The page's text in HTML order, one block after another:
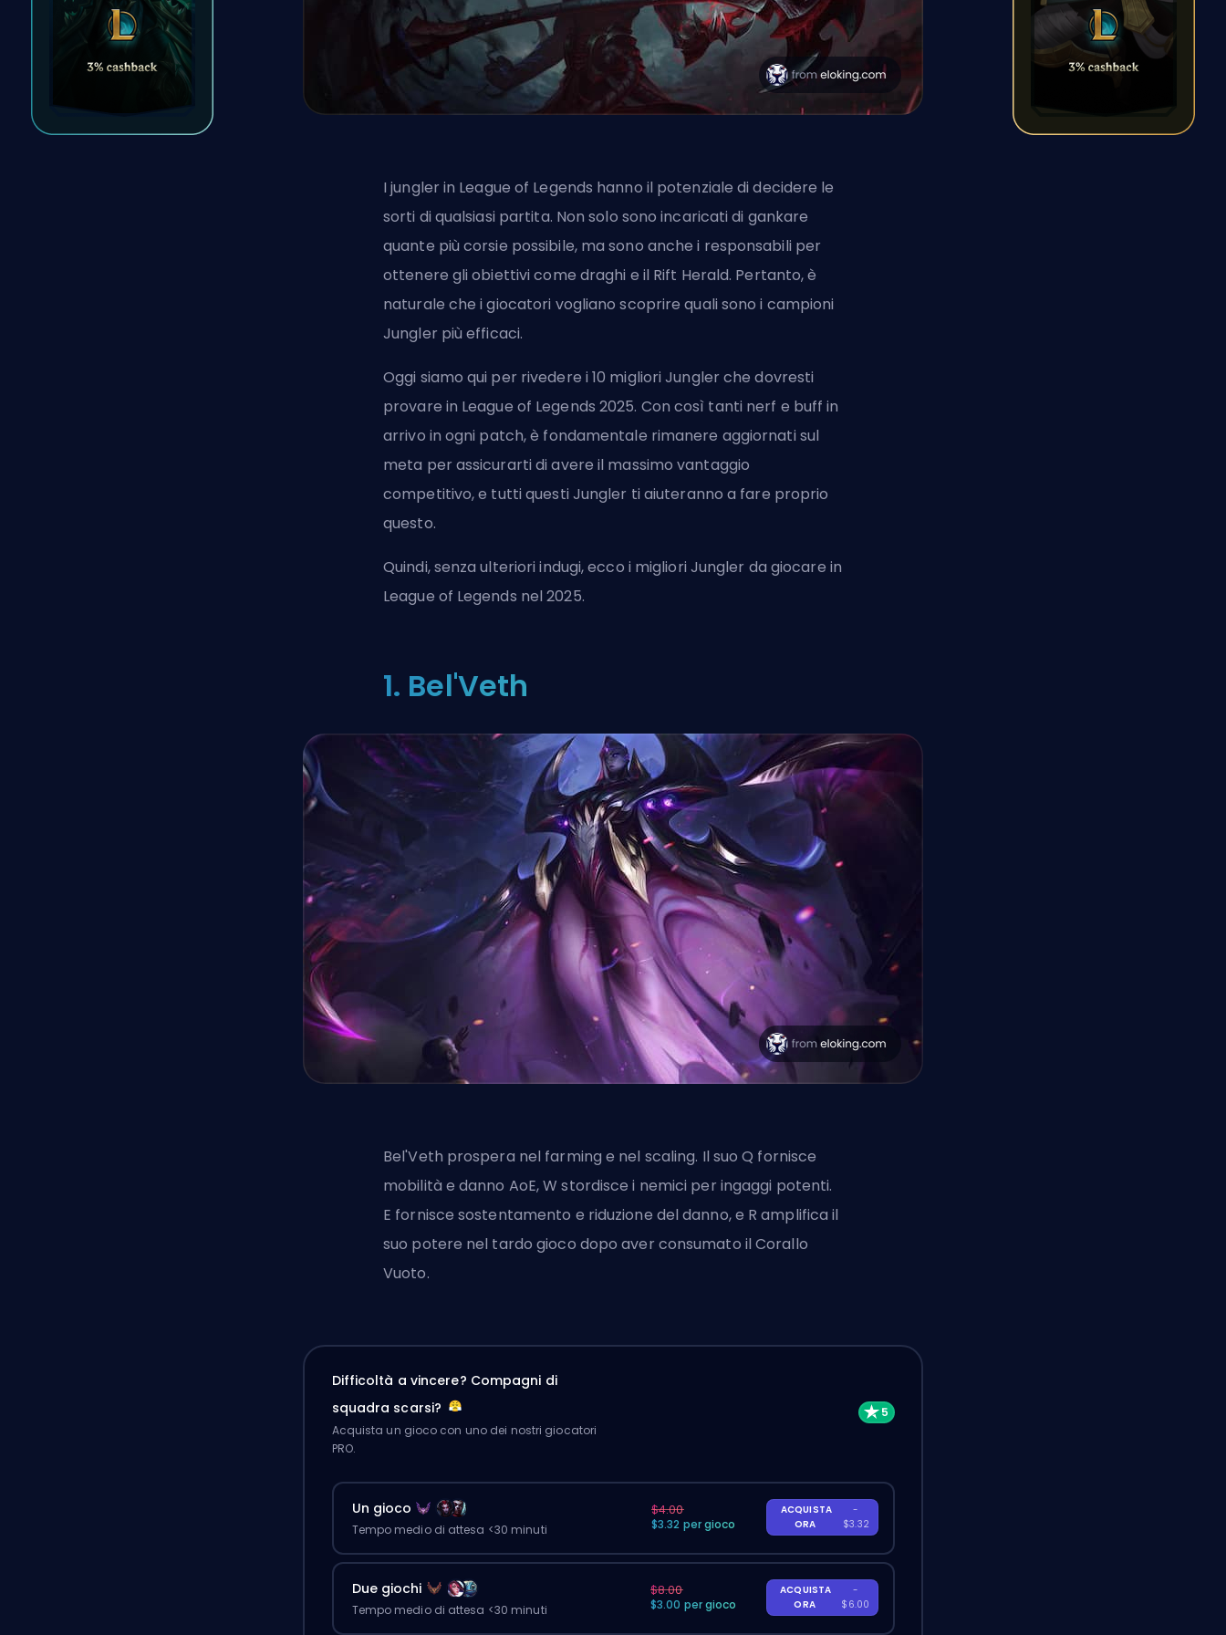
I jungler in League of Legends hanno il potenziale di decidere le
sorti di qualsiasi partita. Non solo sono incaricati di gankare
quante più corsie possibile, ma sono anche i responsabili per
ottenere gli obiettivi come draghi e il Rift Herald. Pertanto, è
naturale che i giocatori vogliano scoprire quali sono i campioni
Jungler più efficaci.
Oggi siamo qui per rivedere i 10 migliori Jungler che dovresti
provare in League of Legends 2025. Con così tanti nerf e buff in
arrivo in ogni patch, è fondamentale rimanere aggiornati sul
meta per assicurarti di avere il massimo vantaggio
competitivo, e tutti questi Jungler ti aiuteranno a fare proprio
questo.
Quindi, senza ulteriori indugi, ecco i migliori Jungler da giocare in
League of Legends nel 2025.
1. Bel'Veth
Bel'Veth prospera nel farming e nel scaling. Il suo Q fornisce
mobilità e danno AoE, W stordisce i nemici per ingaggi potenti.
E fornisce sostentamento e riduzione del danno, e R amplifica il
suo potere nel tardo gioco dopo aver consumato il Corallo
Vuoto.
Difficoltà a vincere? Compagni di
squadra scarsi?
Acquista un gioco con uno dei nostri giocatori
PRO.
Un gioco
Tempo medio di attesa <30 minuti
$4.00
$3.32 per gioco
ACQUISTA
ORA
-
$3.32
Due giochi
Tempo medio di attesa <30 minuti
$8.00
$3.00 per gioco
ACQUISTA
ORA
-
$6.00